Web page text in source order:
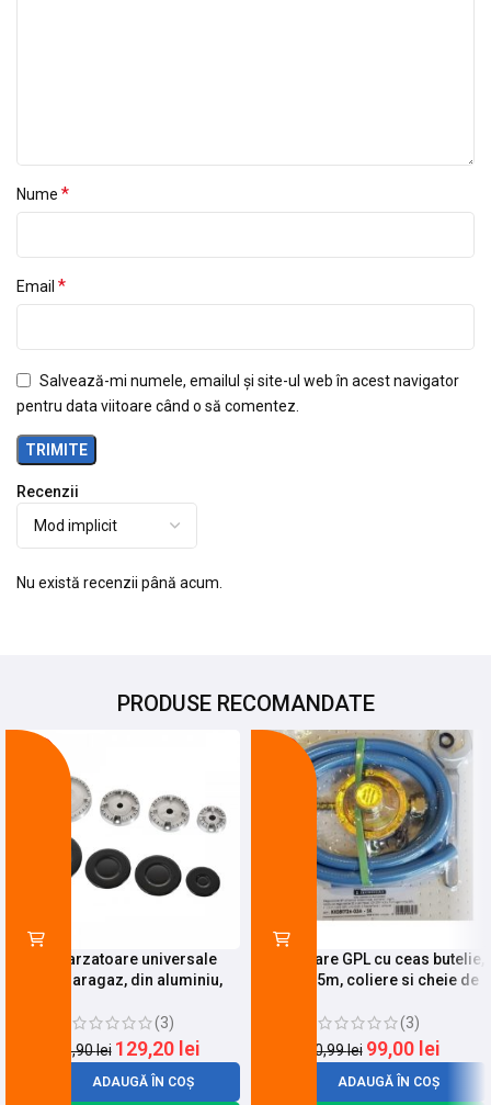
Recenzii
Nu există recenzii până acum.
Nume *
Email *
Salvează-mi numele, emailul și site-ul web în acest navigator
pentru data viitoare când o să comentez.
PRODUSE RECOMANDATE
Set 4 arzatoare universale
pentru aragaz, din aluminiu,
(3)
149,90lei 129,20 lei
ADAUGĂ ÎN COȘ
Kit instalare GPL cu ceas butelie,
furtun 1,5m, coliere si cheie de
(3)
120,99lei 99,00 lei
ADAUGĂ ÎN COȘ